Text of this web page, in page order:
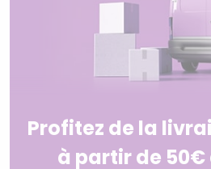
Profitez de la
à partir de